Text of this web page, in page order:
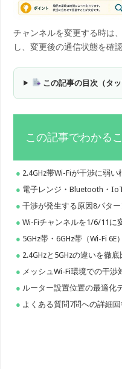
チャンネルを変更する時は
し、変更後の通信状態を確
この記事の目次（タッ
この記事でわかる
2.4GHz帯Wi-Fiが干渉に弱
電子レンジ・Bluetooth・
干渉が発生する原因8パタ
Wi-Fiチャンネルを1/6/11に
5GHz帯・6GHz帯（Wi-Fi
2.4GHzと5GHzの違いを徹
メッシュWi-Fi環境での干渉
ルーター設置位置の最適化
よくある質問7問への詳細